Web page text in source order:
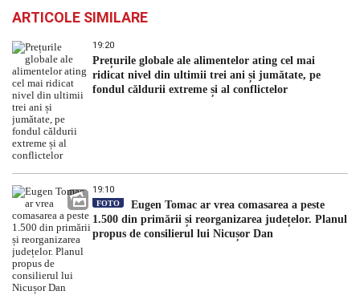
ARTICOLE SIMILARE
19:20
Prețurile globale ale alimentelor ating cel mai
ridicat nivel din ultimii trei ani și jumătate, pe
fondul căldurii extreme și al conflictelor
19:10
FOTO
Eugen Tomac ar vrea comasarea a peste
1.500 din primării și reorganizarea județelor. Planul
propus de consilierul lui Nicușor Dan